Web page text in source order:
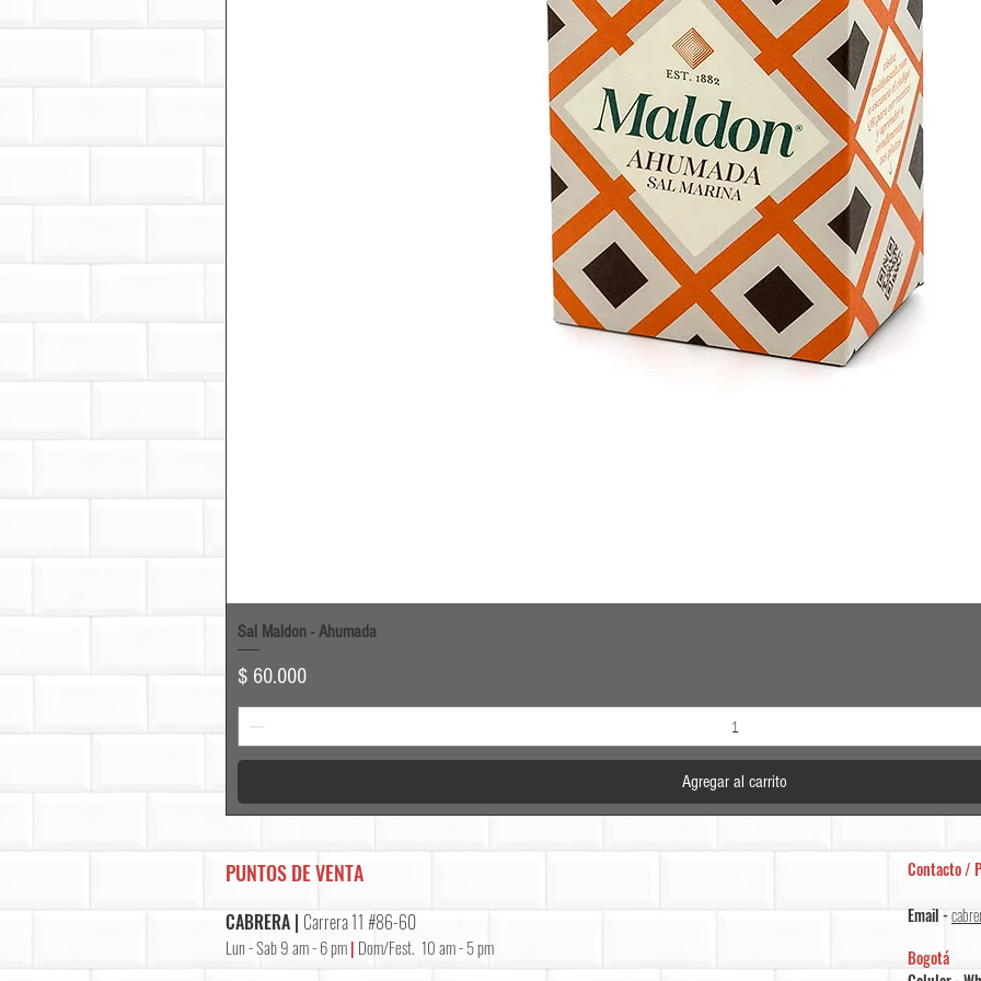
Sal Maldon - Ahumada
Precio
$ 60.000
Agregar al carrito
PUNTOS DE VENTA
CABRERA | Carrera 11 #86-60
Lun - Sab 9 am - 6 pm| Dom/Fest. 10 am - 5 pm
Contacto /
Email -
Bogotá